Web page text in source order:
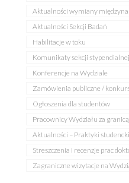
Aktualności wymiany
Aktualności Sekcji Badań
Habilitacje w toku
Komunikaty sekcji stypendialnej
Konferencje na Wydziale
Zamówienia publiczne /
Ogłoszenia dla studentów
Pracownicy Wydziału za granicą
Aktualności – Praktyki
Streszczenia i recenzje prac
Zagraniczne wizytacje na